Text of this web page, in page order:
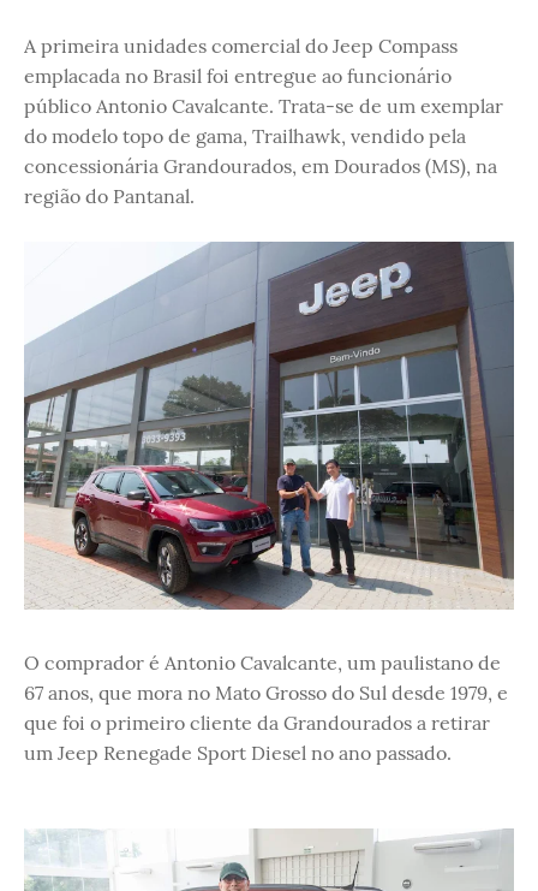
A primeira unidades comercial do Jeep Compass
emplacada no Brasil foi entregue ao funcionário
público Antonio Cavalcante. Trata-se de um exemplar
do modelo topo de gama, Trailhawk, vendido pela
concessionária Grandourados, em Dourados (MS), na
região do Pantanal.
O comprador é Antonio Cavalcante, um paulistano de
67 anos, que mora no Mato Grosso do Sul desde 1979, e
que foi o primeiro cliente da Grandourados a retirar
um Jeep Renegade Sport Diesel no ano passado.